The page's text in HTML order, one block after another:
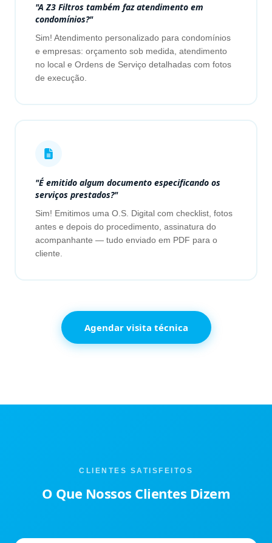
"A Z3 Filtros também faz atendimento em
condomínios?"
Sim! Atendimento personalizado para condomínios
e empresas: orçamento sob medida, atendimento
no local e Ordens de Serviço detalhadas com fotos
de execução.
"É emitido algum documento especificando os
serviços prestados?"
Sim! Emitimos uma O.S. Digital com checklist, fotos
antes e depois do procedimento, assinatura do
acompanhante — tudo enviado em PDF para o
cliente.
Agendar visita técnica
CLIENTES SATISFEITOS
O Que Nossos Clientes Dizem